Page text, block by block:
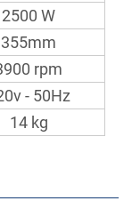
2500 W
355mm
rpm
- 50Hz
14 kg